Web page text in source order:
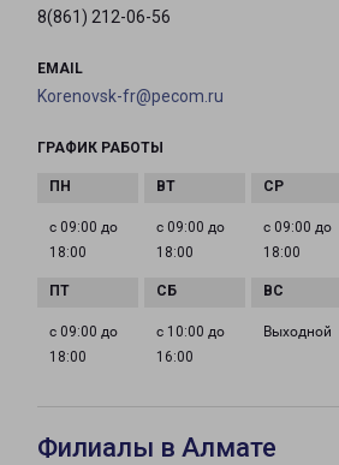
8(861) 212-06-56
EMAIL
Korenovsk-fr@pecom.ru
ГРАФИК РАБОТЫ
с 09:00 до
18:00
с 09:00 до
18:00
с 09:00 до
18:00
с 09:00 до
18:00
с 10:00 до
16:00
Выходной
Филиалы в Алмате